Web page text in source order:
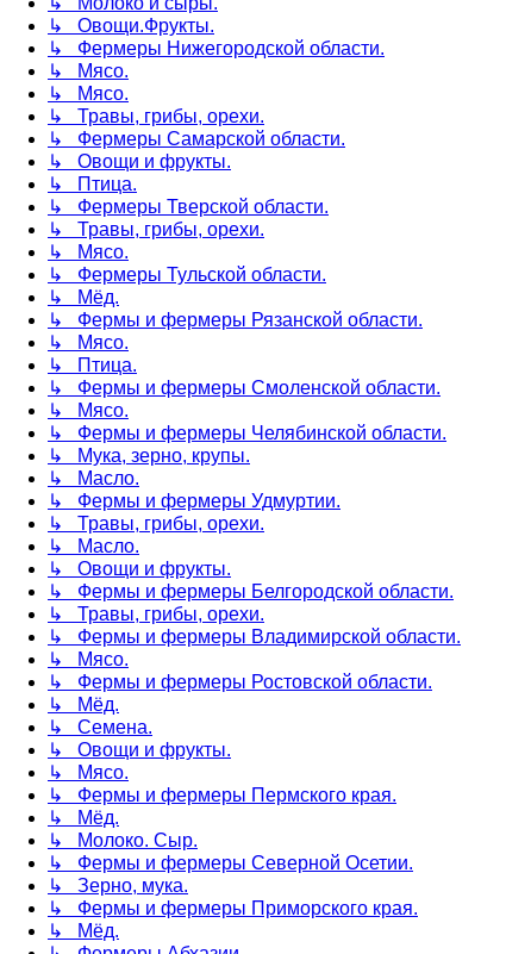
↳ Овощи.Фрукты.
↳ Фермеры Нижегородской области.
↳ Мясо.
↳ Мясо.
↳ Травы, грибы, орехи.
↳ Фермеры Самарской области.
↳ Овощи и фрукты.
↳ Птица.
↳ Фермеры Тверской области.
↳ Травы, грибы, орехи.
↳ Мясо.
↳ Фермеры Тульской области.
↳ Мёд.
↳ Фермы и фермеры Рязанской области.
↳ Мясо.
↳ Птица.
↳ Фермы и фермеры Смоленской области.
↳ Мясо.
↳ Фермы и фермеры Челябинской области.
↳ Мука, зерно, крупы.
↳ Масло.
↳ Фермы и фермеры Удмуртии.
↳ Травы, грибы, орехи.
↳ Масло.
↳ Овощи и фрукты.
↳ Фермы и фермеры Белгородской области.
↳ Травы, грибы, орехи.
↳ Фермы и фермеры Владимирской области.
↳ Мясо.
↳ Фермы и фермеры Ростовской области.
↳ Мёд.
↳ Семена.
↳ Овощи и фрукты.
↳ Мясо.
↳ Фермы и фермеры Пермского края.
↳ Мёд.
↳ Молоко. Сыр.
↳ Фермы и фермеры Северной Осетии.
↳ Зерно, мука.
↳ Фермы и фермеры Приморского края.
↳ Мёд.